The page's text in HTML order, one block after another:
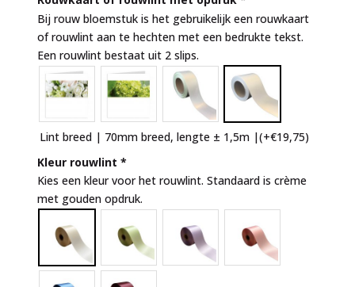
Bij rouw bloemstuk is het gebruikelijk een rouwkaart
of rouwlint aan te hechten met een bedrukte tekst.
Een rouwlint bestaat uit 2 slips.
Lint breed | 70mm breed, lengte ± 1,5m |(+€19,75)
Kleur rouwlint *
Kies een kleur voor het rouwlint. Standaard is crème
met gouden opdruk.